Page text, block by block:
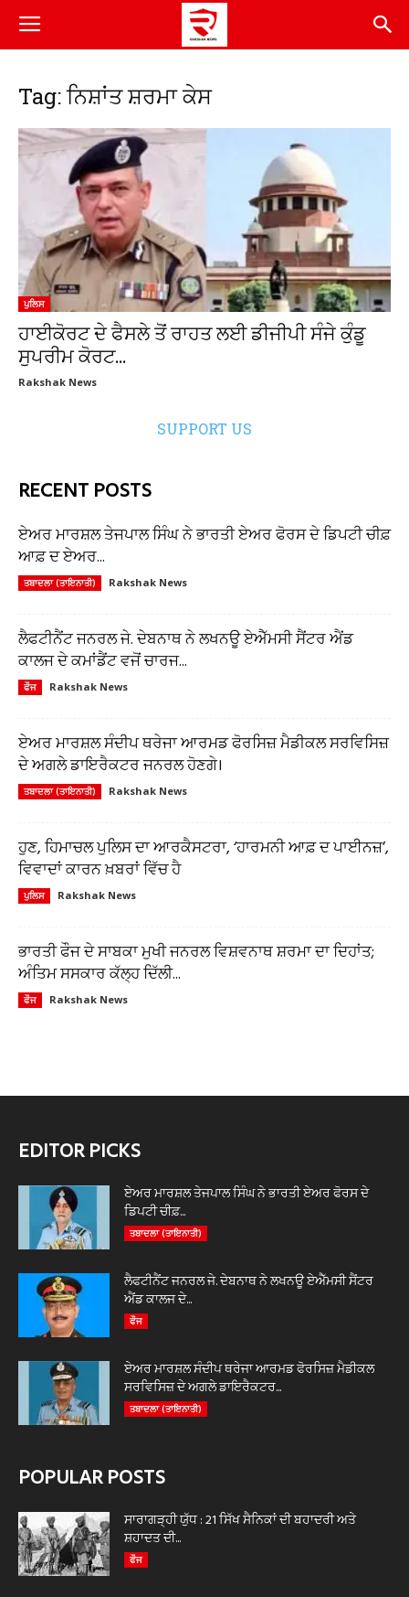
Tag: ਨਿਸ਼ਾਂਤ ਸ਼ਰਮਾ ਕੇਸ
ਪੁਲਿਸ
ਹਾਈਕੋਰਟ ਦੇ ਫੈਸਲੇ ਤੋਂ ਰਾਹਤ ਲਈ ਡੀਜੀਪੀ ਸੰਜੇ ਕੁੰਡੂ
ਸੁਪਰੀਮ ਕੋਰਟ...
Rakshak News
SUPPORT US
RECENT POSTS
ਏਅਰ ਮਾਰਸ਼ਲ ਤੇਜਪਾਲ ਸਿੰਘ ਨੇ ਭਾਰਤੀ ਏਅਰ ਫੋਰਸ ਦੇ ਡਿਪਟੀ ਚੀਫ਼
ਆਫ਼ ਦ ਏਅਰ...
ਤਬਾਦਲਾ (ਤਾਇਨਾਤੀ) Rakshak News
ਲੈਫਟੀਨੈਂਟ ਜਨਰਲ ਜੇ. ਦੇਬਨਾਥ ਨੇ ਲਖਨਊ ਏਐੱਮਸੀ ਸੈਂਟਰ ਐਂਡ
ਕਾਲਜ ਦੇ ਕਮਾਂਡੈਂਟ ਵਜੋਂ ਚਾਰਜ...
ਫੌਜ Rakshak News
ਏਅਰ ਮਾਰਸ਼ਲ ਸੰਦੀਪ ਥਰੇਜਾ ਆਰਮਡ ਫੋਰਸਿਜ਼ ਮੈਡੀਕਲ ਸਰਵਿਸਿਜ਼
ਦੇ ਅਗਲੇ ਡਾਇਰੈਕਟਰ ਜਨਰਲ ਹੋਣਗੇ।
ਤਬਾਦਲਾ (ਤਾਇਨਾਤੀ) Rakshak News
ਹੁਣ, ਹਿਮਾਚਲ ਪੁਲਿਸ ਦਾ ਆਰਕੈਸਟਰਾ, ‘ਹਾਰਮਨੀ ਆਫ਼ ਦ ਪਾਈਨਜ਼’,
ਵਿਵਾਦਾਂ ਕਾਰਨ ਖ਼ਬਰਾਂ ਵਿੱਚ ਹੈ
ਪੁਲਿਸ Rakshak News
ਭਾਰਤੀ ਫੌਜ ਦੇ ਸਾਬਕਾ ਮੁਖੀ ਜਨਰਲ ਵਿਸ਼ਵਨਾਥ ਸ਼ਰਮਾ ਦਾ ਦਿਹਾਂਤ;
ਅੰਤਿਮ ਸਸਕਾਰ ਕੱਲ੍ਹ ਦਿੱਲੀ...
ਫੌਜ Rakshak News
EDITOR PICKS
ਏਅਰ ਮਾਰਸ਼ਲ ਤੇਜਪਾਲ ਸਿੰਘ ਨੇ ਭਾਰਤੀ ਏਅਰ ਫੋਰਸ ਦੇ
ਡਿਪਟੀ ਚੀਫ਼...
ਤਬਾਦਲਾ (ਤਾਇਨਾਤੀ)
ਲੈਫਟੀਨੈਂਟ ਜਨਰਲ ਜੇ. ਦੇਬਨਾਥ ਨੇ ਲਖਨਊ ਏਐੱਮਸੀ ਸੈਂਟਰ
ਐਂਡ ਕਾਲਜ ਦੇ...
ਫੌਜ
ਏਅਰ ਮਾਰਸ਼ਲ ਸੰਦੀਪ ਥਰੇਜਾ ਆਰਮਡ ਫੋਰਸਿਜ਼ ਮੈਡੀਕਲ
ਸਰਵਿਸਿਜ਼ ਦੇ ਅਗਲੇ ਡਾਇਰੈਕਟਰ...
ਤਬਾਦਲਾ (ਤਾਇਨਾਤੀ)
POPULAR POSTS
ਸਾਰਾਗੜ੍ਹੀ ਯੁੱਧ : 21 ਸਿੱਖ ਸੈਨਿਕਾਂ ਦੀ ਬਹਾਦਰੀ ਅਤੇ
ਸ਼ਹਾਦਤ ਦੀ...
ਫੌਜ